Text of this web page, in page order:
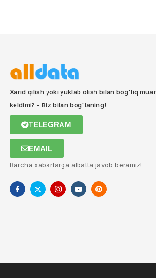
Xarid qilish yoki yuklab olish bilan bog'liq
keldimi? - Biz bilan bog'laning!
TELEGRAM
EMAIL
Barcha xabarlarga albatta javob beramiz!